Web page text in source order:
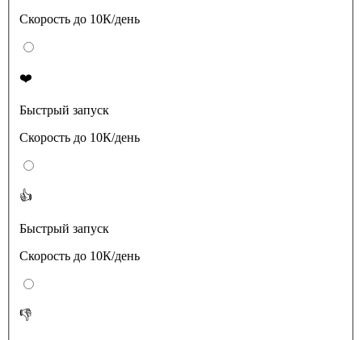
Скорость до 10К/день
❤️
Быстрый запуск
Скорость до 10К/день
👍
Быстрый запуск
Скорость до 10К/день
👎